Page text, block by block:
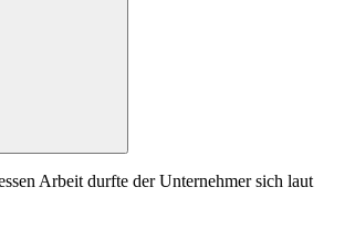
Arbeit durfte der Unternehmer sich laut